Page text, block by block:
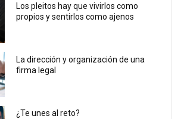
Los pleitos hay que vivirlos como
propios y sentirlos como ajenos
La dirección y organización de una
firma legal
¿Te unes al reto?